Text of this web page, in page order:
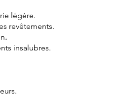
légère.
revêtements.
.
insalubres.